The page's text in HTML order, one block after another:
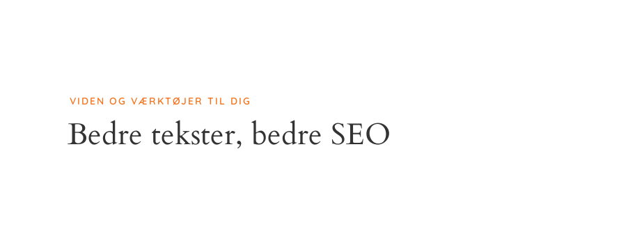
VIDEN OG VÆRKTØJER TIL DIG
Bedre tekster, bedre SEO